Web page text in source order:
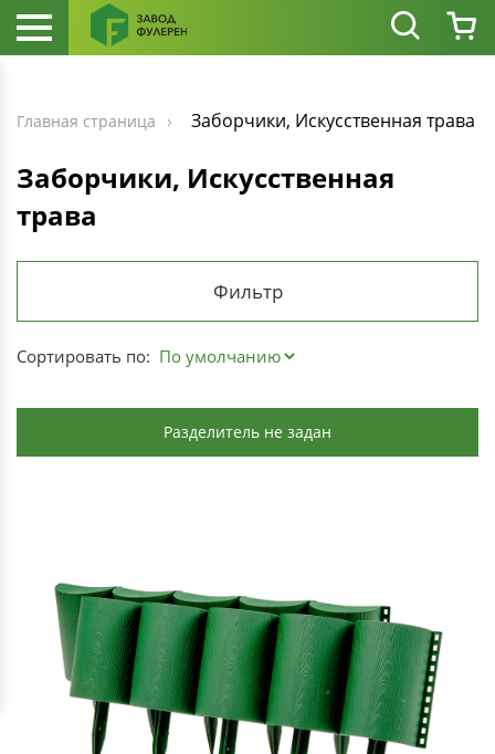
Главная страница Заборчики, Искусственная трава
Заборчики, Искусственная
трава
Фильтр
Сортировать по:
Разделитель не задан